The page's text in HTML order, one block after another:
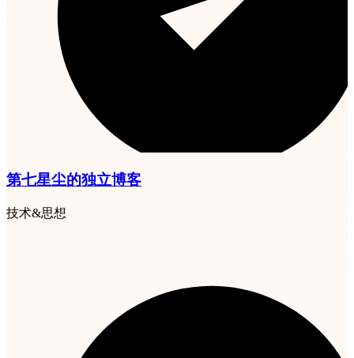
第七星尘的独立博客
技术&思想